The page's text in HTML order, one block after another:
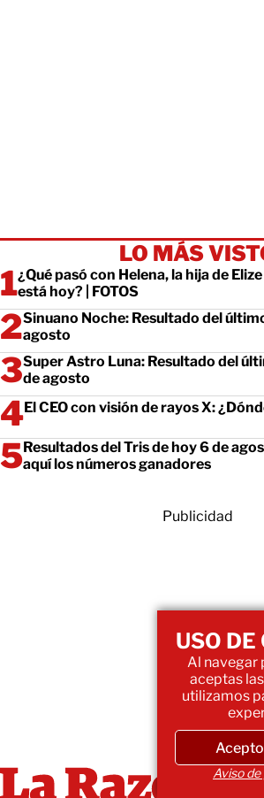
LO MÁS
¿Qué pasó con Helena, la hija de
está hoy? | FOTOS
Sinuano Noche: Resultado del
agosto
Super Astro Luna: Resultado del
de agosto
El CEO con visión de rayos X:
Resultados del Tris de hoy 6 de
aquí los números ganadores
Publicidad
USO DE
Al navegar
aceptas
utilizamos
Aviso